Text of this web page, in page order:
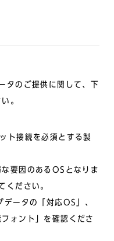
タのご提供に関して、下
。
ト接続を必須とする製
要因のあるOSとなりま
ください。
ータの「対応OS」、
ォント」を確認くださ